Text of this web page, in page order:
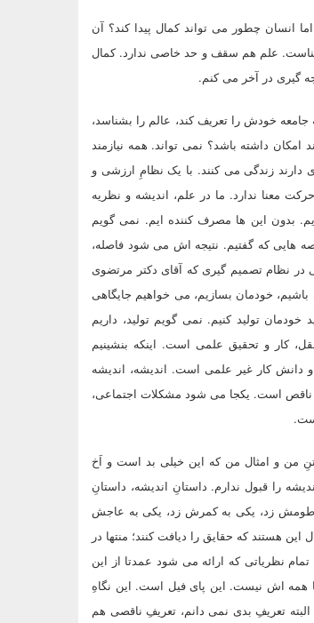
انسان چطور می تواند کمال پیدا کند؟ آن
علم هم سقف و حد خاصی ندارد. کمال
گیری در آخر می کنم.
خودش را تعریف کند، عالم را بشناسد،
داشته باشد؟ نمی تواند. همه نیازمند
دارند زندگی می کنند. با یک نظامِ ارزشی و
معنا ندارد. ما در علم، اندیشه و نظریه
بدون این ها مصرف کننده ایم. نمی گویم
که گفتیم. نتیجه اش می شود فاصله،
نظام تصمیم گیری که آقای دکتر مرتضوی
خودمان بسازیم، می خواهیم جایگاهی
تولید کنیم. نمی گویم تولید، داریم
کار و تحقیق علمی است. اینکه بنشینیم
دانش کار غیر علمی است. اندیشه، اندیشه
است. یکجا می شود مشکلات اجتماعی،
من و امثال من که این خیلی بد است و اَخ
را قبول ندارم. داستانِ اندیشه، داستانِ
زد، یکی به کمرش زد، یکی به عاجش
هستند که حقایق را دیافت کنند؛ منتها در
نظریاتی که ارائه می شود عمدتا از این
همه اش نیست. این پای فیل است. این نگاهِ
تعریفِ بدی نمی دانم، تعریفِ ناقصی هم